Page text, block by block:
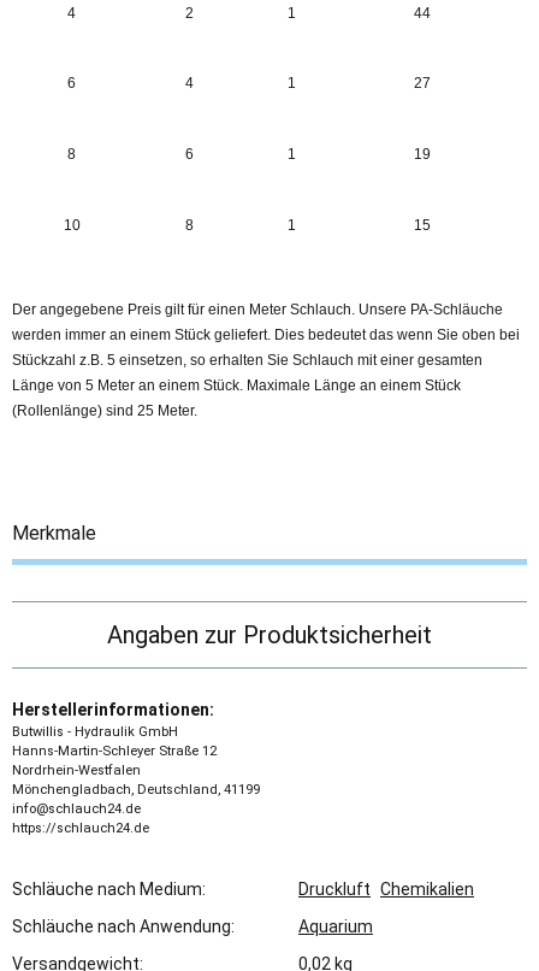
4 2 1 44
6 4 1 27
8 6 1 19
10 8 1 15
Der angegebene Preis gilt für einen Meter Schlauch. Unsere PA-Schläuche
werden immer an einem Stück geliefert. Dies bedeutet das wenn Sie oben bei
Stückzahl z.B. 5 einsetzen, so erhalten Sie Schlauch mit einer gesamten
Länge von 5 Meter an einem Stück. Maximale Länge an einem Stück
(Rollenlänge) sind 25 Meter.
Merkmale
Angaben zur Produktsicherheit
Herstellerinformationen:
Butwillis - Hydraulik GmbH
Hanns-Martin-Schleyer Straße 12
Nordrhein-Westfalen
Mönchengladbach, Deutschland, 41199
info@schlauch24.de
https://schlauch24.de
Schläuche nach Medium: Druckluft Chemikalien
Schläuche nach Anwendung:
Aquarium
Versandgewicht:
0,02 kg